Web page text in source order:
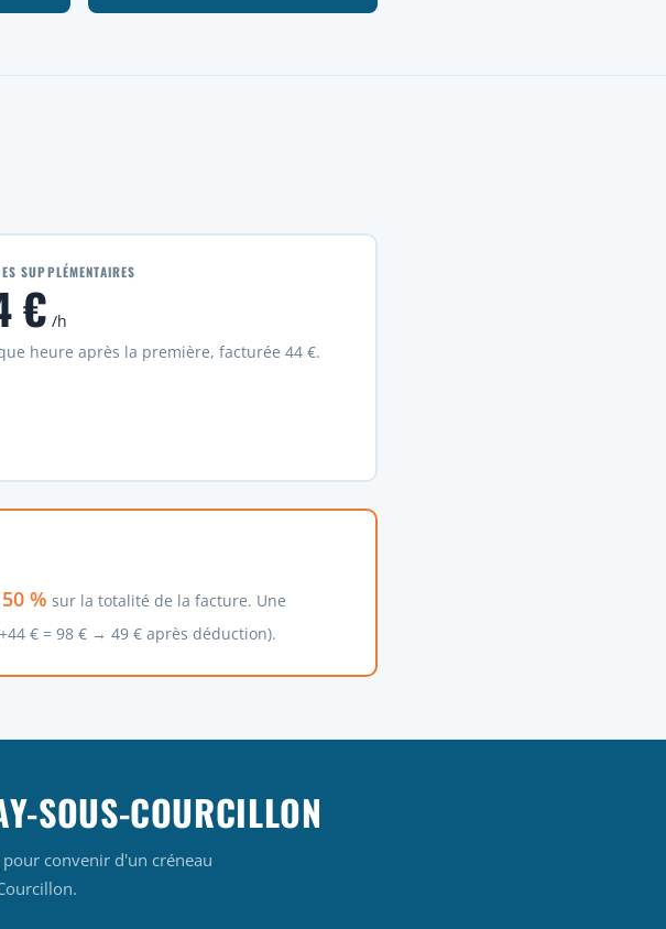
SUPPLÉMENTAIRES
€ /h
heure après la première, facturée 44 €.
% sur la totalité de la facture. Une
€ = 98 € → 49 € après déduction).
SOUS-COURCILLON
convenir d'un créneau